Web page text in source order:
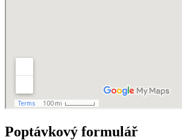
Poptávkový formulář